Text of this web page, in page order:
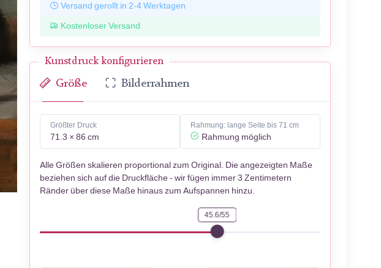
Versand gerollt in 2-4 Werktagen
Kostenloser Versand
Kunstdruck konfigurieren
Größe Bilderrahmen
Größter Druck
71.3 × 86 cm
Rahmung: lange Seite bis 71 cm
Rahmung möglich
Alle Größen skalieren proportional zum Original. Die angezeigten Maße
beziehen sich auf die Druckfläche - wir fügen immer 3 Zentimetern
Ränder über diese Maße hinaus zum Aufspannen hinzu.
45.6/55